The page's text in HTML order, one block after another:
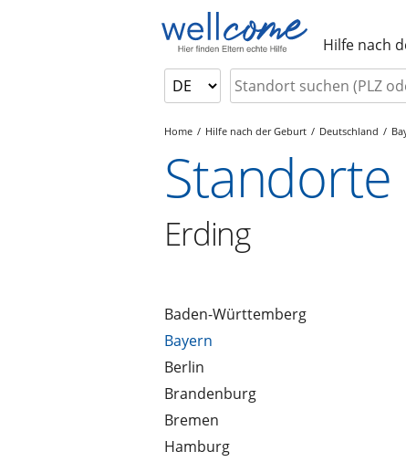
Hilfe nach
Home Hilfe nach der Geburt Deutschland
Standorte
Erding
Baden-Württemberg
Bayern
Berlin
Brandenburg
Bremen
Hamburg